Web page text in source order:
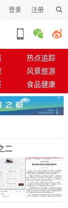
登录 注册
热点追踪
风景旅游
食品健康
二